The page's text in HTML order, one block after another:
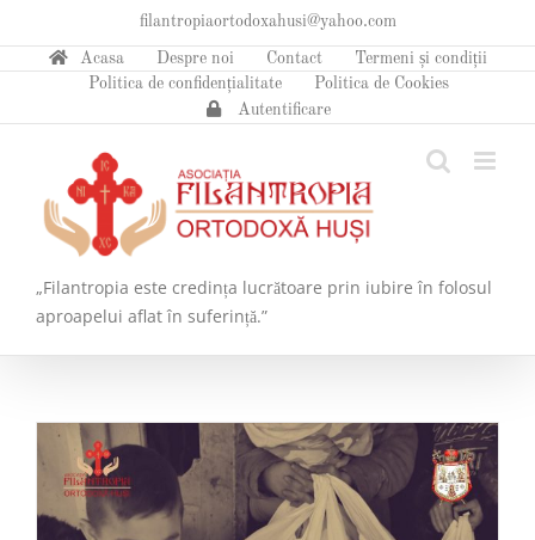
content
filantropiaortodoxahusi@yahoo.com
Acasa Despre noi Contact
Termeni și condiții
Politica de confidențialitate
Politica de Cookies
Autentificare
„Filantropia este credința lucrătoare prin iubire în folosul
aproapelui aflat în suferință.”